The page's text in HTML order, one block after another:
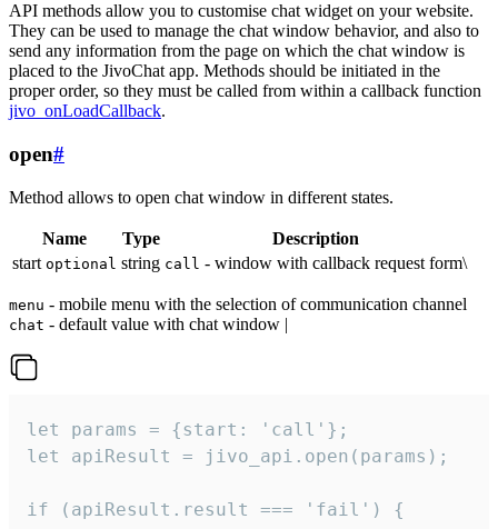
API methods allow you to customise chat widget on your website.
They can be used to manage the chat window behavior, and also to
send any information from the page on which the chat window is
placed to the JivoChat app. Methods should be initiated in the
proper order, so they must be called from within a callback function
jivo_onLoadCallback.
open#
Method allows to open chat window in different states.
Name Type
Description
start optional string call - window with callback request form\
menu - mobile menu with the selection of communication channel
chat - default value with chat window |
let params = {start: 'call'};
let apiResult = jivo_api.open(params);
if (apiResult.result === 'fail') {